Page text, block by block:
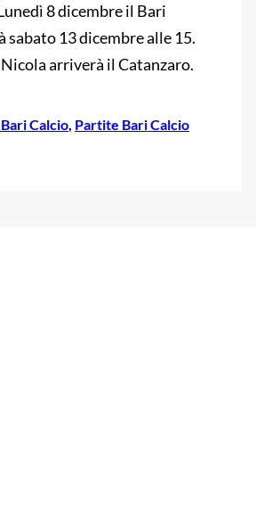
8 dicembre il Bari
sabato 13 dicembre alle 15.
arriverà il Catanzaro.
Calcio, Partite Bari Calcio